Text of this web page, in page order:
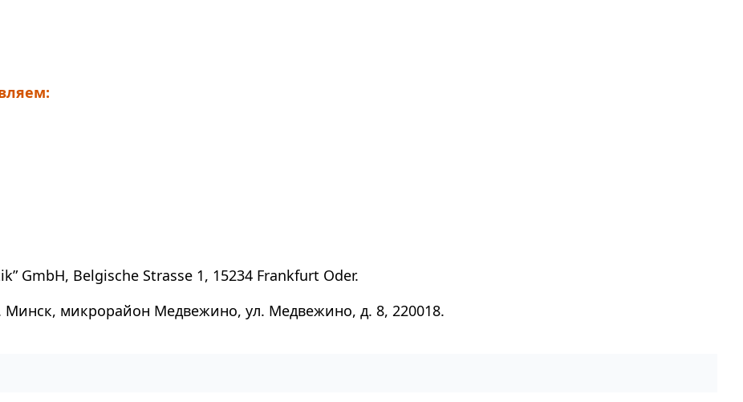
GmbH, Belgische Strasse 1, 15234 Frankfurt Oder.
Минск, микрорайон Медвежино, ул. Медвежино, д. 8, 220018.